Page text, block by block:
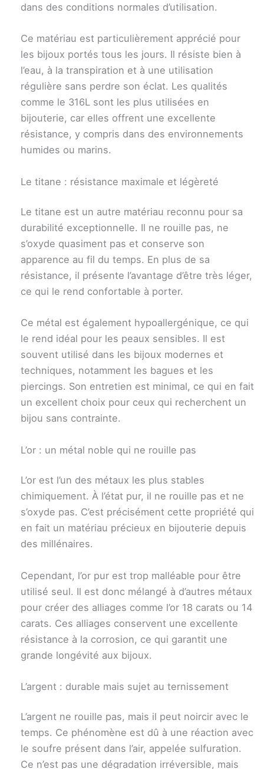
dans des conditions normales d’utilisation.
Ce matériau est particulièrement apprécié pour
les bijoux portés tous les jours. Il résiste bien à
l’eau, à la transpiration et à une utilisation
régulière sans perdre son éclat. Les qualités
comme le 316L sont les plus utilisées en
bijouterie, car elles offrent une excellente
résistance, y compris dans des environnements
humides ou marins.
Le titane : résistance maximale et légèreté
Le titane est un autre matériau reconnu pour sa
durabilité exceptionnelle. Il ne rouille pas, ne
s’oxyde quasiment pas et conserve son
apparence au fil du temps. En plus de sa
résistance, il présente l’avantage d’être très léger,
ce qui le rend confortable à porter.
Ce métal est également hypoallergénique, ce qui
le rend idéal pour les peaux sensibles. Il est
souvent utilisé dans les bijoux modernes et
techniques, notamment les bagues et les
piercings. Son entretien est minimal, ce qui en fait
un excellent choix pour ceux qui recherchent un
bijou sans contrainte.
L’or : un métal noble qui ne rouille pas
L’or est l’un des métaux les plus stables
chimiquement. À l’état pur, il ne rouille pas et ne
s’oxyde pas. C’est précisément cette propriété qui
en fait un matériau précieux en bijouterie depuis
des millénaires.
Cependant, l’or pur est trop malléable pour être
utilisé seul. Il est donc mélangé à d’autres métaux
pour créer des alliages comme l’or 18 carats ou 14
carats. Ces alliages conservent une excellente
résistance à la corrosion, ce qui garantit une
grande longévité aux bijoux.
L’argent : durable mais sujet au ternissement
L’argent ne rouille pas, mais il peut noircir avec le
temps. Ce phénomène est dû à une réaction avec
le soufre présent dans l’air, appelée sulfuration.
Ce n’est pas une dégradation irréversible, mais